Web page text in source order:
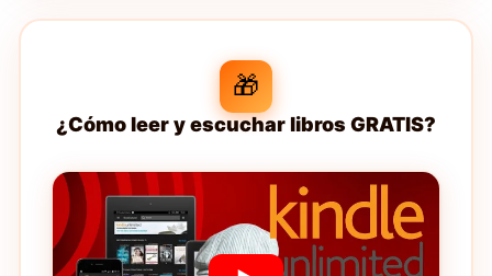
🎁
¿Cómo leer y escuchar libros GRATIS?